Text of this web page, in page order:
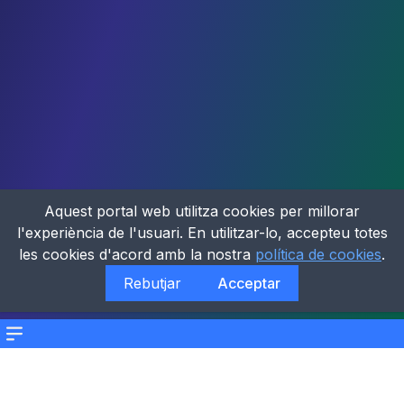
Menu
Aquest portal web utilitza cookies per millorar
l'experiència de l'usuari. En utilitzar-lo, accepteu totes
les cookies d'acord amb la nostra política de cookies.
Rebutjar
Acceptar